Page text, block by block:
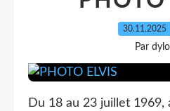
30.11.2025
Par
Du 18 au 23 juillet 1969,